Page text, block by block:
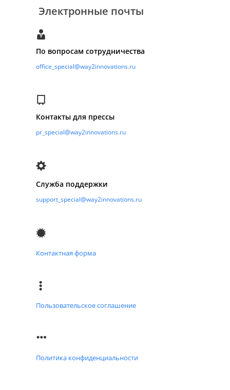
Электронные почты
По вопросам сотрудничества
office_special@way2innovations.ru
Контакты для прессы
pr_special@way2innovations.ru
Служба поддержки
support_special@way2innovations.ru
Контактная форма
Пользовательское соглашение
Политика конфиденциальности